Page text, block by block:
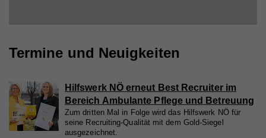
Termine und Neuigkeiten
Hilfswerk NÖ erneut Best Recruiter im
Bereich Ambulante Pflege und Betreuung
Zum dritten Mal in Folge wird das Hilfswerk NÖ für
seine Recruiting-Qualität mit dem Gold-Siegel
ausgezeichnet.